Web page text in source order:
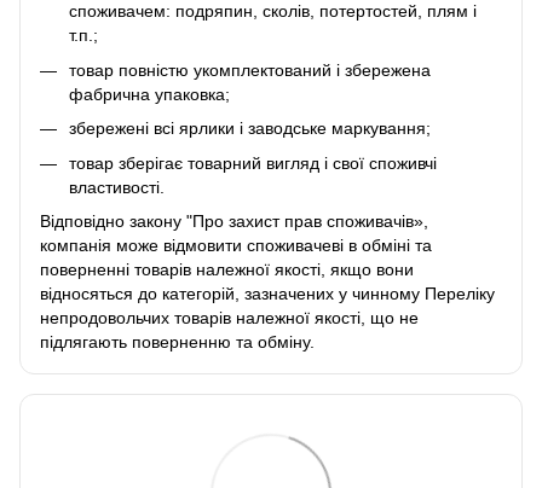
споживачем: подряпин, сколів, потертостей, плям і
т.п.;
товар повністю укомплектований і збережена
фабрична упаковка;
збережені всі ярлики і заводське маркування;
товар зберігає товарний вигляд і свої споживчі
властивості.
Відповідно закону "Про захист прав споживачів»
компанія може відмовити споживачеві в обміні та
поверненні товарів належної якості, якщо вони
відносяться до категорій, зазначених у чинному Переліку
непродовольчих товарів належної якості, що не
підлягають поверненню та обміну.